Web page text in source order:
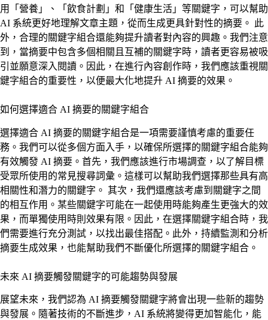
用「營養」、「飲食計劃」和「健康生活」等關鍵字，可以幫助
AI 系統更好地理解文章主題，從而生成更具針對性的摘要。 此
外，合理的關鍵字組合還能夠提升讀者對內容的興趣。我們注意
到，當摘要中包含多個相關且互補的關鍵字時，讀者更容易被吸
引並願意深入閱讀。因此，在進行內容創作時，我們應該重視關
鍵字組合的重要性，以便最大化地提升 AI 摘要的效果。
如何選擇適合 AI 摘要的關鍵字組合
選擇適合 AI 摘要的關鍵字組合是一項需要謹慎考慮的重要任
務。我們可以從多個方面入手，以確保所選擇的關鍵字組合能夠
有效觸發 AI 摘要。首先，我們應該進行市場調查，以了解目標
受眾所使用的常見搜尋詞彙。這樣可以幫助我們選擇那些具有高
相關性和潛力的關鍵字。 其次，我們還應該考慮到關鍵字之間
的相互作用。某些關鍵字可能在一起使用時能夠產生更強大的效
果，而單獨使用時則效果有限。因此，在選擇關鍵字組合時，我
們需要進行充分測試，以找出最佳搭配。此外，持續監測和分析
摘要生成效果，也能幫助我們不斷優化所選擇的關鍵字組合。
未來 AI 摘要觸發關鍵字的可能趨勢與發展
展望未來，我們認為 AI 摘要觸發關鍵字將會出現一些新的趨勢
與發展。隨著技術的不斷進步，AI 系統將變得更加智能化，能